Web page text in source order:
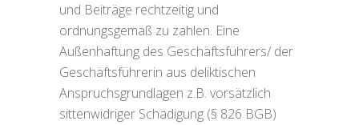
und Beiträge rechtzeitig und
ordnungsgemäß zu zahlen. Eine
Außenhaftung des Geschäftsführers/ der
Geschäftsführerin aus deliktischen
Anspruchsgrundlagen z.B. vorsätzlich
sittenwidriger Schädigung (§ 826 BGB)